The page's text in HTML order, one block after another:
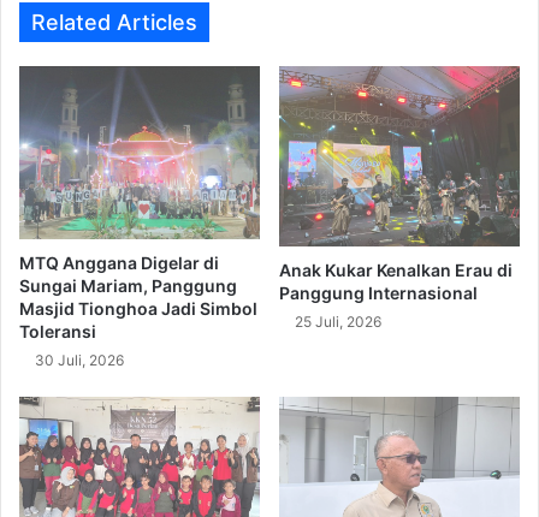
Related Articles
MTQ Anggana Digelar di
Sungai Mariam, Panggung
Masjid Tionghoa Jadi Simbol
Toleransi
30 Juli, 2026
Anak Kukar Kenalkan Erau di
Panggung Internasional
25 Juli, 2026